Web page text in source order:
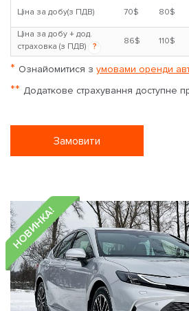
Ціна за добу(з ПДВ) 70$ 80$
Ціна за добу + дод.
страховка (з ПДВ)
?
86$ 110$
* Ознайомитися з умовами оренди
** Додаткове страхування доступне
Замовити
НОВИНКА!